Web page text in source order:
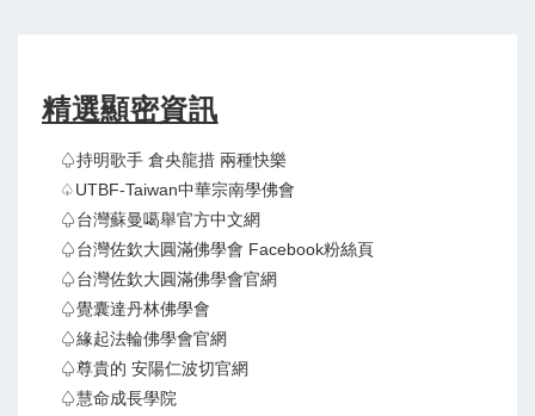
精選顯密資訊
♤持明歌手 倉央龍措 兩種快樂
♤UTBF-Taiwan中華宗南學佛會
♤台灣蘇曼噶舉官方中文網
♤台灣佐欽大圓滿佛學會 Facebook粉絲頁
♤台灣佐欽大圓滿佛學會官網
♤覺囊達丹林佛學會
♤緣起法輪佛學會官網
♤尊貴的 安陽仁波切官網
♤慧命成長學院